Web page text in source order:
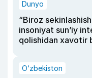
Dunyo
“Biroz
insoniyat sun’iy
qolishidan xavotir
O‘zbekiston